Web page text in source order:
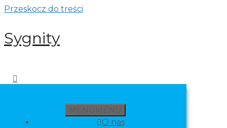
Przeskocz do treści
Sygnity
O nas